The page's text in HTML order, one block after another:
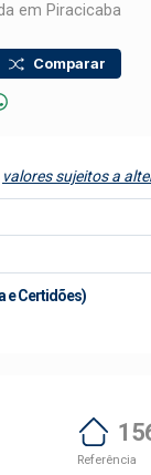
em Piracicaba
Comparar
valores sujeitos a
e Certidões)
Referência